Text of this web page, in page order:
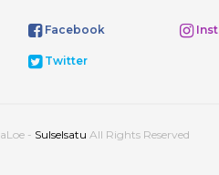
Facebook
Twitter
- Sulselsatu All Rights Reserved